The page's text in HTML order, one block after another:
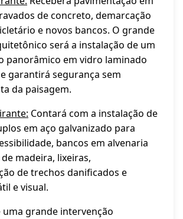
de concreto, demarcação
e novos bancos. O grande
será a instalação de um
panorâmico em vidro laminado
garantirá segurança sem
da paisagem.
Contará com a instalação de
em aço galvanizado para
bancos em alvenaria
madeira, lixeiras,
de trechos danificados e
e visual.
uma grande intervenção